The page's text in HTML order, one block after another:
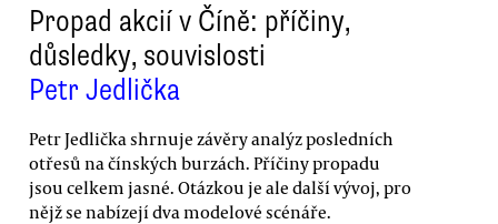
Propad akcií v Číně: příčiny,
důsledky, souvislosti
Petr Jedlička
Petr Jedlička shrnuje závěry analýz posledních
otřesů na čínských burzách. Příčiny propadu
jsou celkem jasné. Otázkou je ale další vývoj, pro
nějž se nabízejí dva modelové scénáře.